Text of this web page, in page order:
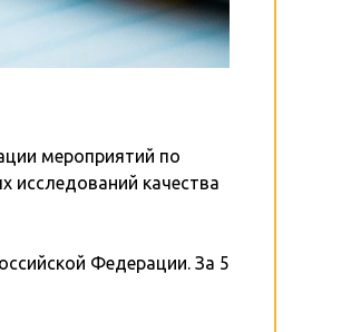
мероприятий по
исследований качества
Федерации. За 5